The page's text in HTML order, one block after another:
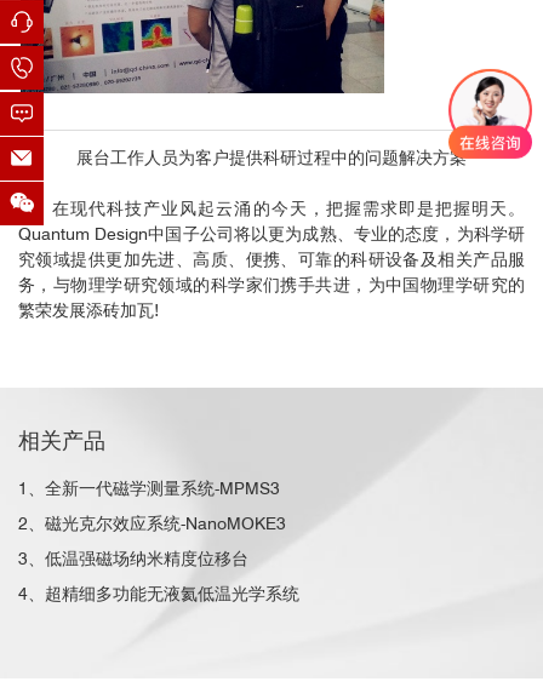
展台工作人员为客户提供科研过程中的问题解决方案
在现代科技产业风起云涌的今天，把握需求即是把握明天。
Quantum Design中国子公司将以更为成熟、专业的态度，为科学研
究领域提供更加先进、高质、便携、可靠的科研设备及相关产品服
务，与物理学研究领域的科学家们携手共进，为中国物理学研究的
繁荣发展添砖加瓦!
相关产品
1、全新一代磁学测量系统-MPMS3
2、磁光克尔效应系统-NanoMOKE3
3、低温强磁场纳米精度位移台
4、超精细多功能无液氦低温光学系统